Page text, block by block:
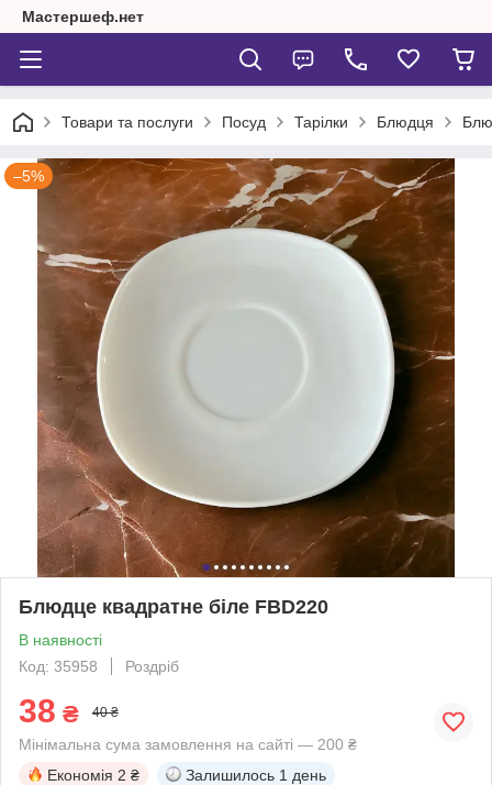
Мастершеф.нет
Товари та послуги Посуд Тарілки Блюдця
–5%
Блюдце квадратне біле FBD220
В наявності
Код: 35958
Роздріб
38 ₴ 40 ₴
Мінімальна сума замовлення на сайті — 200 ₴
Економія 2 ₴ Залишилось 1 день